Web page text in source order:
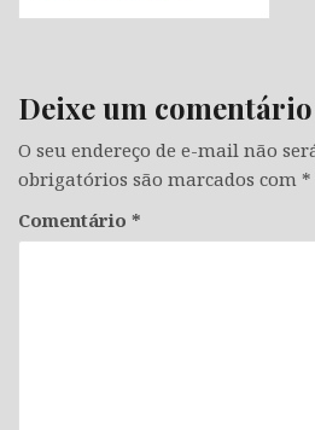
Deixe um comentário
O seu endereço de e-mail não
obrigatórios são marcados com *
Comentário *